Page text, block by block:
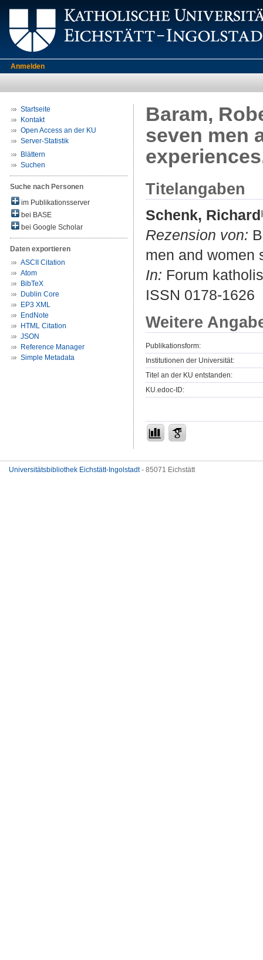
Anmelden
Startseite
Kontakt
Open Access an der KU
Server-Statistik
Blättern
Suchen
Suche nach Personen
im Publikationsserver
bei BASE
bei Google Scholar
Daten exportieren
ASCII Citation
Atom
BibTeX
Dublin Core
EP3 XML
EndNote
HTML Citation
JSON
Reference Manager
Simple Metadata
Baram,
seven men
Titelangaben
Schenk, Richard
Rezension von:
men and women
In: Forum
ISSN 0178-1626
Weitere
Publikationsform:
Institutionen der Universität:
Titel an der KU entstanden:
KU.edoc-ID:
Universitätsbibliothek Eichstätt-Ingolstadt- 85071 Eichstätt